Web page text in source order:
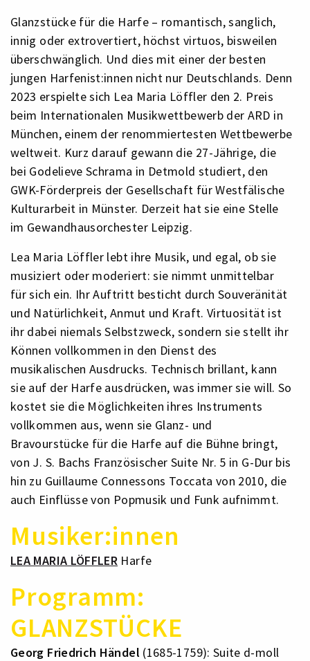
Glanzstücke für die Harfe – romantisch, sanglich,
innig oder extrovertiert, höchst virtuos, bisweilen
überschwänglich. Und dies mit einer der besten
jungen Harfenist:innen nicht nur Deutschlands. Denn
2023 erspielte sich Lea Maria Löffler den 2. Preis
beim Internationalen Musikwettbewerb der ARD in
München, einem der renommiertesten Wettbewerbe
weltweit. Kurz darauf gewann die 27-Jährige, die
bei Godelieve Schrama in Detmold studiert, den
GWK-Förderpreis der Gesellschaft für Westfälische
Kulturarbeit in Münster. Derzeit hat sie eine Stelle
im Gewandhausorchester Leipzig.
Lea Maria Löffler lebt ihre Musik, und egal, ob sie
musiziert oder moderiert: sie nimmt unmittelbar
für sich ein. Ihr Auftritt besticht durch Souveränität
und Natürlichkeit, Anmut und Kraft. Virtuosität ist
ihr dabei niemals Selbstzweck, sondern sie stellt ihr
Können vollkommen in den Dienst des
musikalischen Ausdrucks. Technisch brillant, kann
sie auf der Harfe ausdrücken, was immer sie will. So
kostet sie die Möglichkeiten ihres Instruments
vollkommen aus, wenn sie Glanz- und
Bravourstücke für die Harfe auf die Bühne bringt,
von J. S. Bachs Französischer Suite Nr. 5 in G-Dur bis
hin zu Guillaume Connessons Toccata von 2010, die
auch Einflüsse von Popmusik und Funk aufnimmt.
Musiker:innen
LEA MARIA LÖFFLER Harfe
Programm:
GLANZSTÜCKE
Georg Friedrich Händel (1685-1759): Suite d-moll